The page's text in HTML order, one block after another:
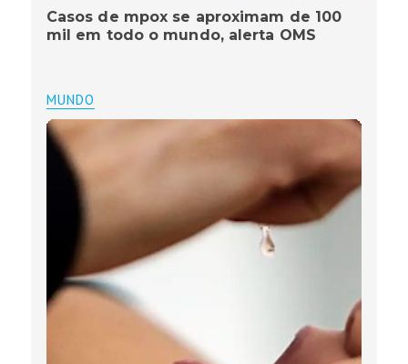
Casos de mpox se aproximam de 100
mil em todo o mundo, alerta OMS
MUNDO